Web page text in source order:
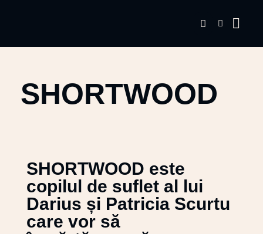
SHORTWOOD
SHORTWOOD este
copilul de suflet al lui
Darius și Patricia Scurtu
care vor să